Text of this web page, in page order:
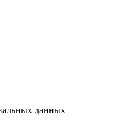
данных